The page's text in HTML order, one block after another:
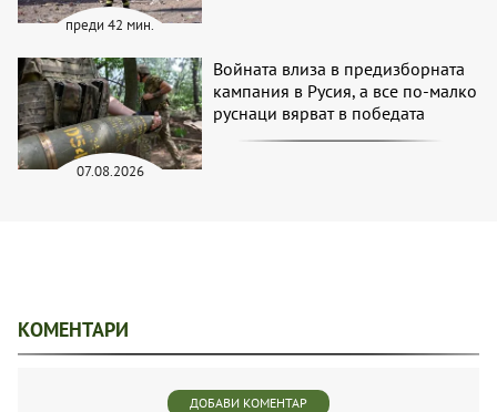
преди 42 мин.
07.08.2026
Войната влиза в предизборната
кампания в Русия, а все по-малко
руснаци вярват в победата
КОМЕНТАРИ
ДОБАВИ КОМЕНТАР